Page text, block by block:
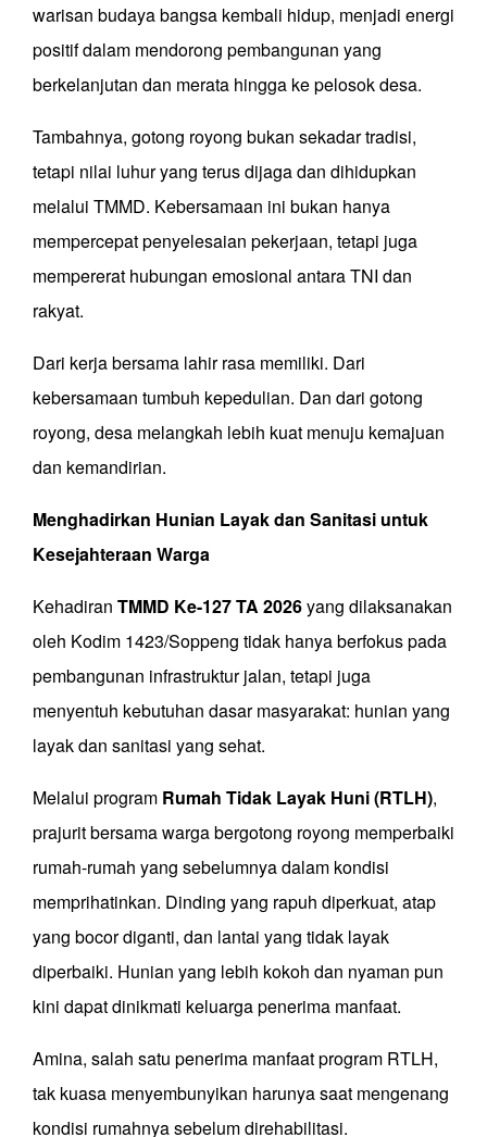
warisan budaya bangsa kembali hidup, menjadi energi
positif dalam mendorong pembangunan yang
berkelanjutan dan merata hingga ke pelosok desa.
Tambahnya, gotong royong bukan sekadar tradisi,
tetapi nilai luhur yang terus dijaga dan dihidupkan
melalui TMMD. Kebersamaan ini bukan hanya
mempercepat penyelesaian pekerjaan, tetapi juga
mempererat hubungan emosional antara TNI dan
rakyat.
Dari kerja bersama lahir rasa memiliki. Dari
kebersamaan tumbuh kepedulian. Dan dari gotong
royong, desa melangkah lebih kuat menuju kemajuan
dan kemandirian.
Menghadirkan Hunian Layak dan Sanitasi untuk
Kesejahteraan Warga
Kehadiran TMMD Ke-127 TA 2026yang dilaksanakan
oleh Kodim 1423/Soppeng tidak hanya berfokus pada
pembangunan infrastruktur jalan, tetapi juga
menyentuh kebutuhan dasar masyarakat: hunian yang
layak dan sanitasi yang sehat.
Melalui program Rumah Tidak Layak Huni (RTLH),
prajurit bersama warga bergotong royong memperbaiki
rumah-rumah yang sebelumnya dalam kondisi
memprihatinkan. Dinding yang rapuh diperkuat, atap
yang bocor diganti, dan lantai yang tidak layak
diperbaiki. Hunian yang lebih kokoh dan nyaman pun
kini dapat dinikmati keluarga penerima manfaat.
Amina, salah satu penerima manfaat program RTLH,
tak kuasa menyembunyikan harunya saat mengenang
kondisi rumahnya sebelum direhabilitasi.